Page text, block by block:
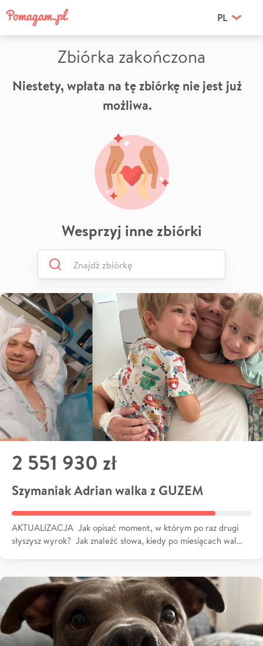
PL
Zbiórka zakończona
Niestety, wpłata na tę zbiórkę nie jest już
możliwa.
Wesprzyj inne zbiórki
2 551 930 zł
Szymaniak Adrian walka z GUZEM
AKTUALIZACJA Jak opisać moment, w którym po raz drugi
słyszysz wyrok? Jak znaleźć słowa, kiedy po miesiącach wal…